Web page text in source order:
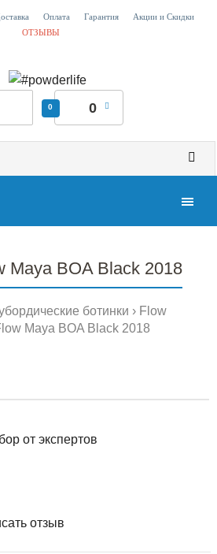
Оплата Гарантия
Акции и Скидки
ОТЗЫВЫ
0 0
Maya BOA Black 2018
ботинки
Flow
Maya BOA Black 2018
отзыв